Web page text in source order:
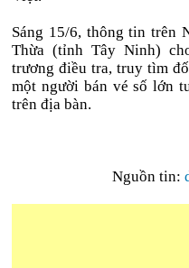
Sáng 15/6, thông tin trên
Thừa (tỉnh Tây Ninh)
trương điều tra, truy tìm
một người bán vé số lớn
trên địa bàn.
Nguồn tin: